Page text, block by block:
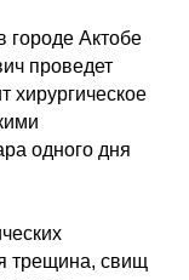
городе Актобе
проведет
хирургическое
одного дня
трещина, свищ